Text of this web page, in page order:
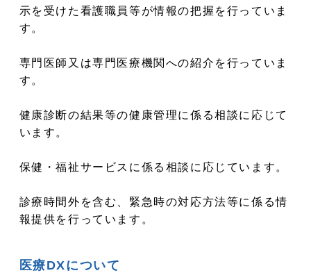
示を受けた看護職員等が情報の把握を行っていま
す。
専門医師又は専門医療機関への紹介を行っていま
す。
健康診断の結果等の健康管理に係る相談に応じて
います。
保健・福祉サービスに係る相談に応じています。
診療時間外を含む、緊急時の対応方法等に係る情
報提供を行っています。
医療DXについて